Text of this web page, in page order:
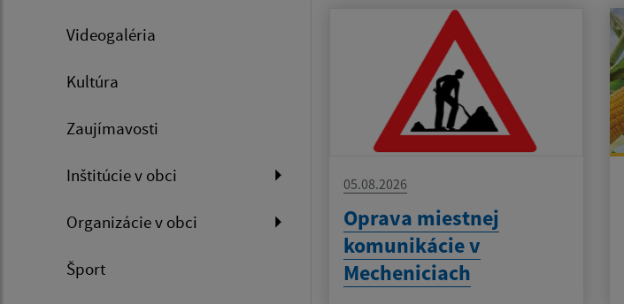
Videogaléria
Kultúra
Zaujímavosti
Inštitúcie v obci
Organizácie v obci
Šport
05.08.2026
Oprava miestnej
komunikácie v
Mecheniciach